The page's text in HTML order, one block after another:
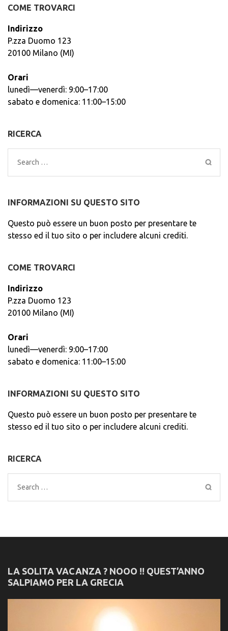
COME TROVARCI
Indirizzo
P.zza Duomo 123
20100 Milano (MI)
Orari
lunedì—venerdì: 9:00–17:00
sabato e domenica: 11:00–15:00
RICERCA
Search
for:
INFORMAZIONI SU QUESTO SITO
Questo può essere un buon posto per presentare te
stesso ed il tuo sito o per includere alcuni crediti.
COME TROVARCI
Indirizzo
P.zza Duomo 123
20100 Milano (MI)
Orari
lunedì—venerdì: 9:00–17:00
sabato e domenica: 11:00–15:00
INFORMAZIONI SU QUESTO SITO
Questo può essere un buon posto per presentare te
stesso ed il tuo sito o per includere alcuni crediti.
RICERCA
Search
for:
LA SOLITA VACANZA ? NOOO !! QUEST’ANNO
SALPIAMO PER LA GRECIA